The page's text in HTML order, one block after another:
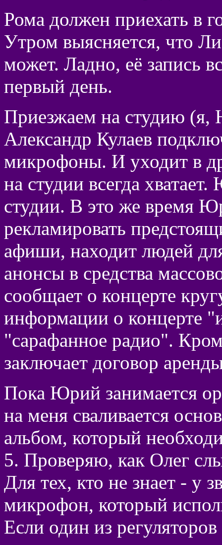
Рома должен приехать в
Утром выясняется, что
может. Ладно, её запись
первый день.
Приезжаем на студию
Александр Кулаев
микрофоны. И уходит в
на студии всегда
студии. В это же время
рекламировать
афиши, находит людей
анонсы в средства
сообщает о концерте
информации о концерте
"сарафанное радио".
заключает договор
Пока Юрий занимается
на меня сваливается
альбом, который
5. Проверяю, как Олег
Для тех, кто не знает - у
микрофон, который
Если один из